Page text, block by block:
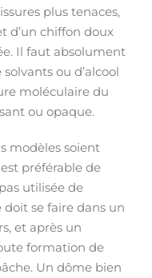
plus tenaces,
d’un chiffon doux
Il faut absolument
ou d’alcool
moléculaire du
ou opaque.
modèles soient
préférable de
utilisée de
se faire dans un
et après un
formation de
Un dôme bien